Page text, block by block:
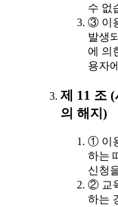
수 없
③ 이
발생
에 의
용자
제 11 조
의 해지)
① 이
하는
신청
② 교
하는